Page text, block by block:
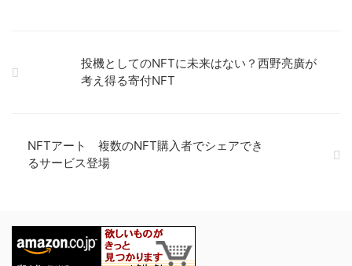
投機としてのNFTに未来はない？西野亮廣が
考え得る寄付NFT
NFTアート 複数のNFT購入者でシェアでき
るサービス登場